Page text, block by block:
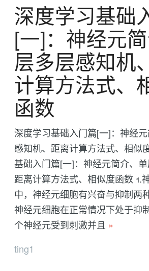
深度学习基础
[一]：神经元
层多层感知机
计算方法式、
函数
深度学习基础入门篇[一]：神经
感知机、距离计算方法式、相似
基础入门篇[一]：神经元简介、单
距离计算方法式、相似度函数 1.
中，神经元细胞有兴奋与抑制两
神经元细胞在正常情况下处于抑
个神经元受到刺激并且 »
ting1